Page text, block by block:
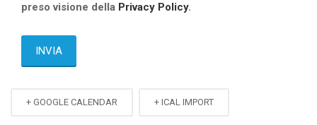
preso visione della Privacy Policy.
+ GOOGLE CALENDAR + ICAL IMPORT